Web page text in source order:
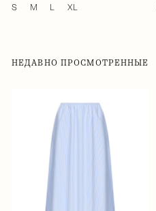
S
M L XL
НЕДАВНО ПРОСМОТРЕННЫЕ